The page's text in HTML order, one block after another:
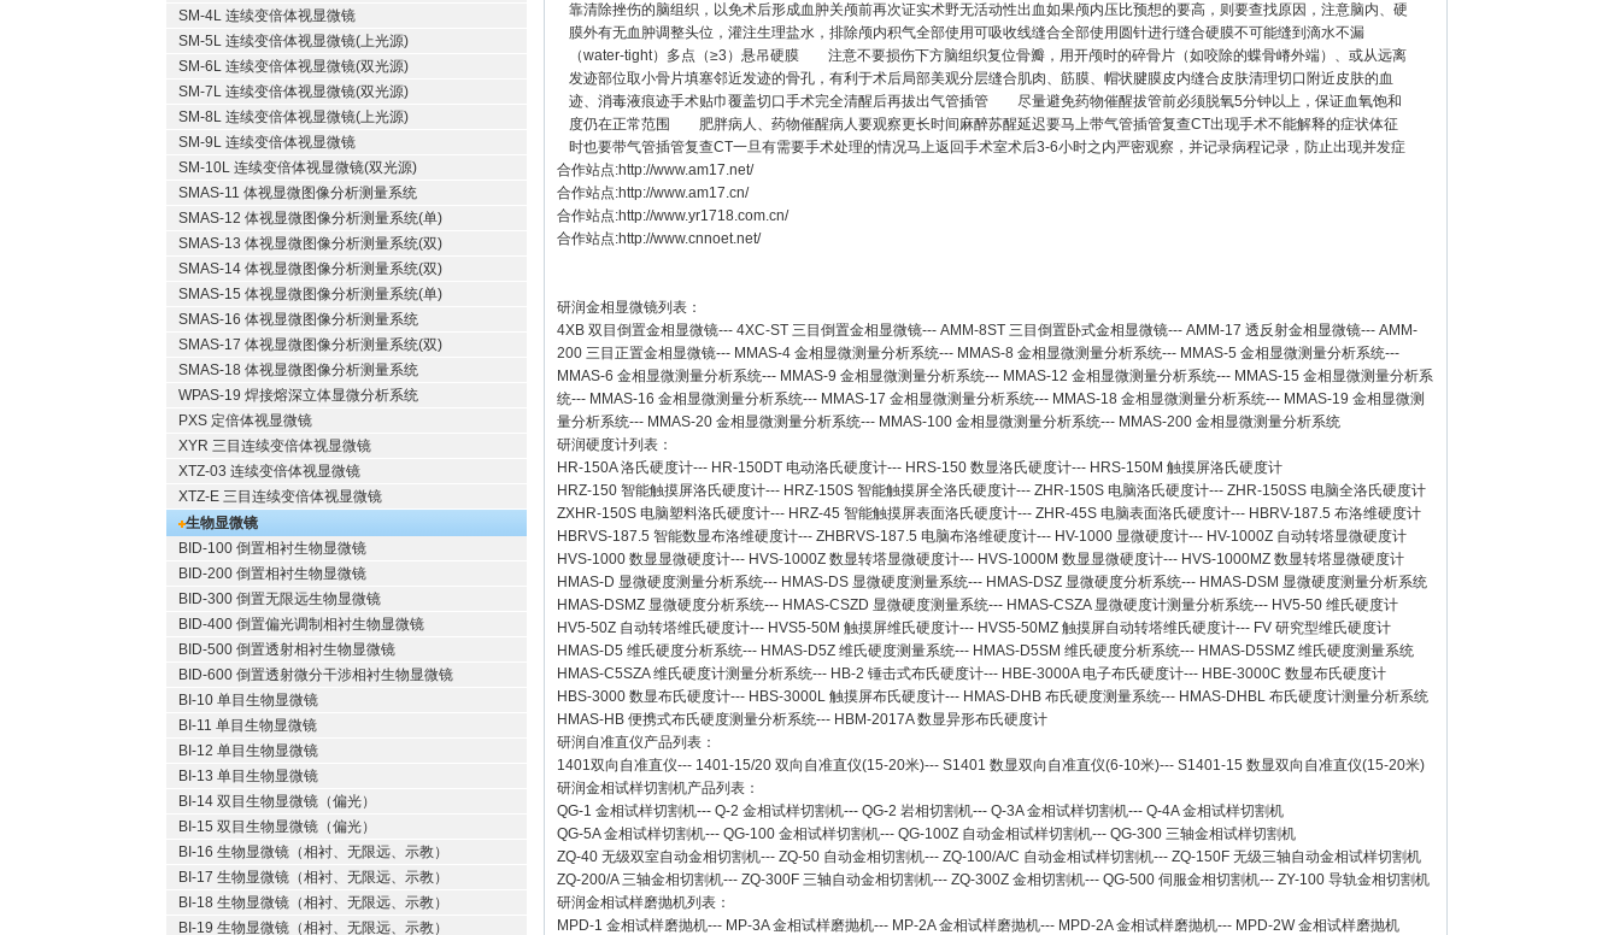
SM-4L 连续变倍体视显微镜
SM-5L 连续变倍体视显微镜(上光源)
SM-6L 连续变倍体视显微镜(双光源)
SM-7L 连续变倍体视显微镜(双光源)
SM-8L 连续变倍体视显微镜(上光源)
SM-9L 连续变倍体视显微镜
SM-10L 连续变倍体视显微镜(双光源)
SMAS-11 体视显微图像分析测量系统
SMAS-12 体视显微图像分析测量系统(单)
SMAS-13 体视显微图像分析测量系统(双)
SMAS-14 体视显微图像分析测量系统(双)
SMAS-15 体视显微图像分析测量系统(单)
SMAS-16 体视显微图像分析测量系统
SMAS-17 体视显微图像分析测量系统(双)
SMAS-18 体视显微图像分析测量系统
WPAS-19 焊接熔深立体显微分析系统
PXS 定倍体视显微镜
XYR 三目连续变倍体视显微镜
XTZ-03 连续变倍体视显微镜
XTZ-E 三目连续变倍体视显微镜
生物显微镜
BID-100 倒置相衬生物显微镜
BID-200 倒置相衬生物显微镜
BID-300 倒置无限远生物显微镜
BID-400 倒置偏光调制相衬生物显微镜
BID-500 倒置透射相衬生物显微镜
BID-600 倒置透射微分干涉相衬生物显微镜
BI-10 单目生物显微镜
BI-11 单目生物显微镜
BI-12 单目生物显微镜
BI-13 单目生物显微镜
BI-14 双目生物显微镜（偏光）
BI-15 双目生物显微镜（偏光）
BI-16 生物显微镜（相衬、无限远、示教）
BI-17 生物显微镜（相衬、无限远、示教）
BI-18 生物显微镜（相衬、无限远、示教）
BI-19 生物显微镜（相衬、无限远、示教）
靠清除挫伤的脑组织，以免术后形成血肿关颅前再次证实术野无活动性出血如果颅内压比预想的要高，则要查找原因，注意脑内、硬
膜外有无血肿调整头位，灌注生理盐水，排除颅内积气全部使用可吸收线缝合全部使用圆针进行缝合硬膜不可能缝到滴水不漏
（water-tight）多点（≥3）悬吊硬膜 注意不要损伤下方脑组织复位骨瓣，用开颅时的碎骨片（如咬除的蝶骨嵴外端）、或从远离
发迹部位取小骨片填塞邻近发迹的骨孔，有利于术后局部美观分层缝合肌肉、筋膜、帽状腱膜皮内缝合皮肤清理切口附近皮肤的血
迹、消毒液痕迹手术贴巾覆盖切口手术完全清醒后再拔出气管插管 尽量避免药物催醒拔管前必须脱氧5分钟以上，保证血氧饱和
度仍在正常范围 肥胖病人、药物催醒病人要观察更长时间麻醉苏醒延迟要马上带气管插管复查CT出现手术不能解释的症状体征
时也要带气管插管复查CT一旦有需要手术处理的情况马上返回手术室术后3-6小时之内严密观察，并记录病程记录，防止出现并发症
合作站点:http://www.am17.net/
合作站点:http://www.am17.cn/
合作站点:http://www.yr1718.com.cn/
合作站点:http://www.cnnoet.net/
研润金相显微镜列表：
4XB 双目倒置金相显微镜--- 4XC-ST 三目倒置金相显微镜--- AMM-8ST 三目倒置卧式金相显微镜--- AMM-17 透反射金相显微镜--- AMM-
200 三目正置金相显微镜--- MMAS-4 金相显微测量分析系统--- MMAS-8 金相显微测量分析系统--- MMAS-5 金相显微测量分析系统---
MMAS-6 金相显微测量分析系统--- MMAS-9 金相显微测量分析系统--- MMAS-12 金相显微测量分析系统--- MMAS-15 金相显微测量分析系
统--- MMAS-16 金相显微测量分析系统--- MMAS-17 金相显微测量分析系统--- MMAS-18 金相显微测量分析系统--- MMAS-19 金相显微测
量分析系统--- MMAS-20 金相显微测量分析系统--- MMAS-100 金相显微测量分析系统--- MMAS-200 金相显微测量分析系统
研润硬度计列表：
HR-150A 洛氏硬度计--- HR-150DT 电动洛氏硬度计--- HRS-150 数显洛氏硬度计--- HRS-150M 触摸屏洛氏硬度计
HRZ-150 智能触摸屏洛氏硬度计--- HRZ-150S 智能触摸屏全洛氏硬度计--- ZHR-150S 电脑洛氏硬度计--- ZHR-150SS 电脑全洛氏硬度计
ZXHR-150S 电脑塑料洛氏硬度计--- HRZ-45 智能触摸屏表面洛氏硬度计--- ZHR-45S 电脑表面洛氏硬度计--- HBRV-187.5 布洛维硬度计
HBRVS-187.5 智能数显布洛维硬度计--- ZHBRVS-187.5 电脑布洛维硬度计--- HV-1000 显微硬度计--- HV-1000Z 自动转塔显微硬度计
HVS-1000 数显显微硬度计--- HVS-1000Z 数显转塔显微硬度计--- HVS-1000M 数显显微硬度计--- HVS-1000MZ 数显转塔显微硬度计
HMAS-D 显微硬度测量分析系统--- HMAS-DS 显微硬度测量系统--- HMAS-DSZ 显微硬度分析系统--- HMAS-DSM 显微硬度测量分析系统
HMAS-DSMZ 显微硬度分析系统--- HMAS-CSZD 显微硬度测量系统--- HMAS-CSZA 显微硬度计测量分析系统--- HV5-50 维氏硬度计
HV5-50Z 自动转塔维氏硬度计--- HVS5-50M 触摸屏维氏硬度计--- HVS5-50MZ 触摸屏自动转塔维氏硬度计--- FV 研究型维氏硬度计
HMAS-D5 维氏硬度分析系统--- HMAS-D5Z 维氏硬度测量系统--- HMAS-D5SM 维氏硬度分析系统--- HMAS-D5SMZ 维氏硬度测量系统
HMAS-C5SZA 维氏硬度计测量分析系统--- HB-2 锤击式布氏硬度计--- HBE-3000A 电子布氏硬度计--- HBE-3000C 数显布氏硬度计
HBS-3000 数显布氏硬度计--- HBS-3000L 触摸屏布氏硬度计--- HMAS-DHB 布氏硬度测量系统--- HMAS-DHBL 布氏硬度计测量分析系统
HMAS-HB 便携式布氏硬度测量分析系统--- HBM-2017A 数显异形布氏硬度计
研润自准直仪产品列表：
1401双向自准直仪--- 1401-15/20 双向自准直仪(15-20米)--- S1401 数显双向自准直仪(6-10米)--- S1401-15 数显双向自准直仪(15-20米)
研润金相试样切割机产品列表：
QG-1 金相试样切割机--- Q-2 金相试样切割机--- QG-2 岩相切割机--- Q-3A 金相试样切割机--- Q-4A 金相试样切割机
QG-5A 金相试样切割机--- QG-100 金相试样切割机--- QG-100Z 自动金相试样切割机--- QG-300 三轴金相试样切割机
ZQ-40 无级双室自动金相切割机--- ZQ-50 自动金相切割机--- ZQ-100/A/C 自动金相试样切割机--- ZQ-150F 无级三轴自动金相试样切割机
ZQ-200/A 三轴金相切割机--- ZQ-300F 三轴自动金相切割机--- ZQ-300Z 金相切割机--- QG-500 伺服金相切割机--- ZY-100 导轨金相切割机
研润金相试样磨抛机列表：
MPD-1 金相试样磨抛机--- MP-3A 金相试样磨抛机--- MP-2A 金相试样磨抛机--- MPD-2A 金相试样磨抛机--- MPD-2W 金相试样磨抛机